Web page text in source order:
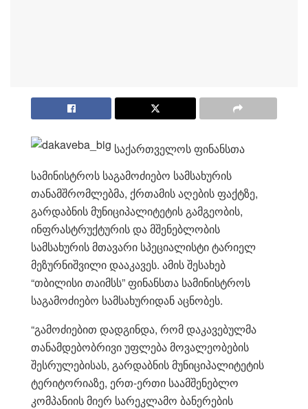
საქართველოს ფინანსთა
სამინისტროს საგამოძიებო სამსახურის
თანამშრომლებმა, ქრთამის აღების ფაქტზე,
გარდაბნის მუნიციპალიტეტის გამგეობის,
ინფრასტრუქტურის და მშენებლობის
სამსახურის მთავარი სპეციალისტი ტარიელ
მეზურნიშვილი დააკავეს. ამის შესახებ
“თბილისი თაიმსს” ფინანსთა სამინისტროს
საგამოძიებო სამსახურიდან აცნობეს.
“გამოძიებით დადგინდა, რომ დაკავებულმა
თანამდებობრივი უფლება მოვალეობების
შესრულებისას, გარდაბნის მუნიციპალიტეტის
ტერიტორიაზე, ერთ-ერთი საამშენებლო
კომპანიის მიერ სარეკლამო ბანერების